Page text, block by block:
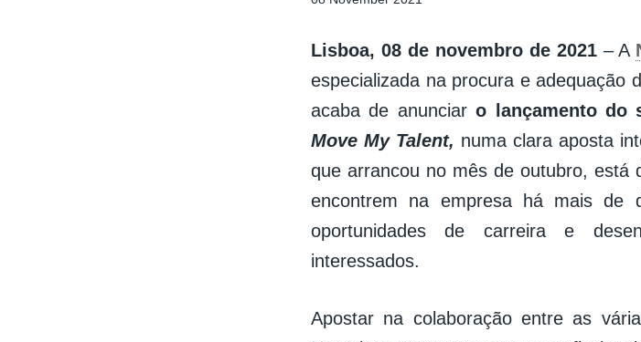
Lisboa, 08 de novembro de 2021– A
especializada na procura e adequação
acaba de anunciaro lançamento do
Move My Talent, numa clara aposta
que arrancou no mês de outubro, está
encontrem na empresa há mais de
oportunidades de carreira e
interessados.
Apostar na colaboração entre as